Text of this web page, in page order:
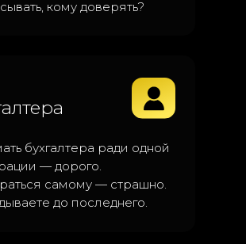
бухгалтера ради одной
— дорого.
самому — страшно.
до последнего.
кому доверять?